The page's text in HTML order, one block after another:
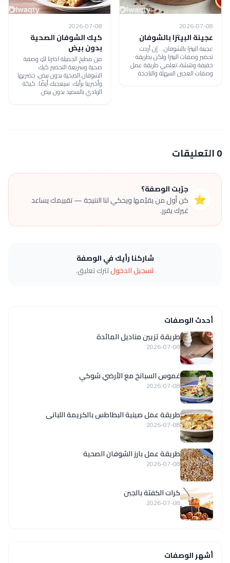
2026-07-08
عجينة البيتزا بالشوفان
عجينة البيتزا بالشوفان .. إن أردت
تحضير وصفات البيتزا ولكن بطريقة
خفيفة وهشة، تعلمي طريقة عمل
وصفات العجين السهلة والناجحة
2026-07-08
كيك الشوفان الصحية
بدون بيض
من مطبخ الجميلة اخترنا لكِ وصفة
صحية وسريعة التحضير كيك
الشوفان الصحية بدون بيض، حضريها
وأخبرينا برأيك. سيعجبك أيضًا: كيكة
الزبادي بالسميد بدون بيض
0 التعليقات
⭐
جرّبت الوصفة؟
كن أول من يقيّمها ويحكي لنا النتيجة — تقييمك يساعد
غيرك يقرر.
شاركنا رأيك في الوصفة
تسجيل الدخوللترك تعليق.
أحدث الوصفات
طريقة تزيين مناديل المائدة
2026-07-08
غموس السبانخ مع الأرضي شوكي
2026-07-08
طريقة عمل صينية البطاطس بالكريمة اللبانى
2026-07-08
طريقة عمل بارز الشوفان الصحية
2026-07-08
كرات الكفتة بالجبن
2026-07-08
أشهر الوصفات